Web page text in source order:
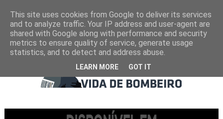
This site uses cookies from Google to deliver its services
and to analyze traffic. Your IP address and user-agent are
shared with Google along with performance and security
metrics to ensure quality of service, generate usage
statistics, and to detect and address abuse.
LEARN MORE GOT IT